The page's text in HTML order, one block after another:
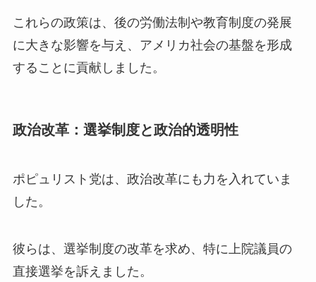
これらの政策は、後の労働法制や教育制度の発展
に大きな影響を与え、アメリカ社会の基盤を形成
することに貢献しました。
政治改革：選挙制度と政治的透明性
ポピュリスト党は、政治改革にも力を入れていま
した。
彼らは、選挙制度の改革を求め、特に上院議員の
直接選挙を訴えました。